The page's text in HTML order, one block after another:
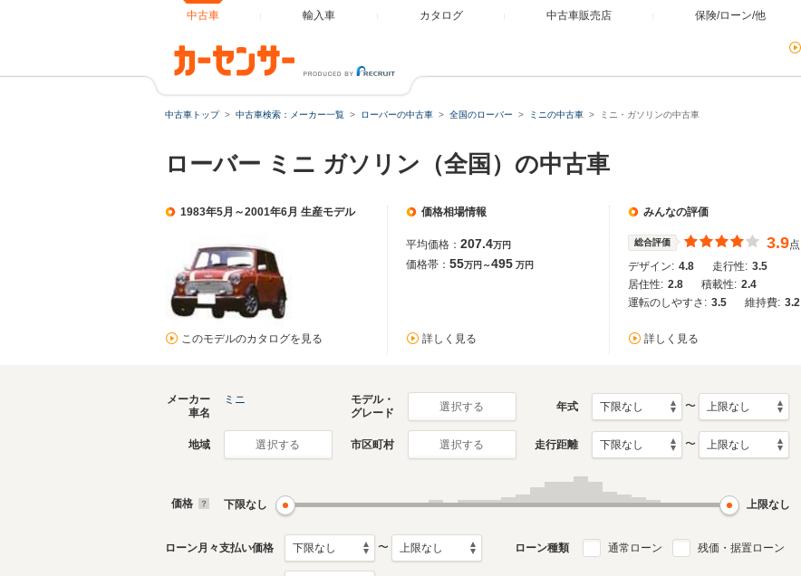
中古車 輸入車 カタログ 中古車販売店 保険/ローン/他
中古車トップ 中古車検索：メーカー一覧 ローバーの中古車 全国のローバー ミニの中古車 ミニ・ガソリンの中古車
ローバー ミニ ガソリン（全国）の中古車
1983年5月～2001年6月 生産モデル
このモデルのカタログを見る
価格相場情報
平均価格： 207.4万円
価格帯： 55万円～495 万円
詳しく見る
みんなの評価
総合評価 3.9点
デザイン: 4.8 走行性: 3.5
居住性: 2.8 積載性: 2.4
運転のしやすさ: 3.5 維持費: 3.2
詳しく見る
メーカー
車名
ミニ
モデル・
グレード
選択する 年式 〜
地域 選択する 市区町村 選択する 走行距離 〜
価格 下限なし 上限なし
ローン月々支払い価格 〜 ローン種類 通常ローン 残価・据置ローン